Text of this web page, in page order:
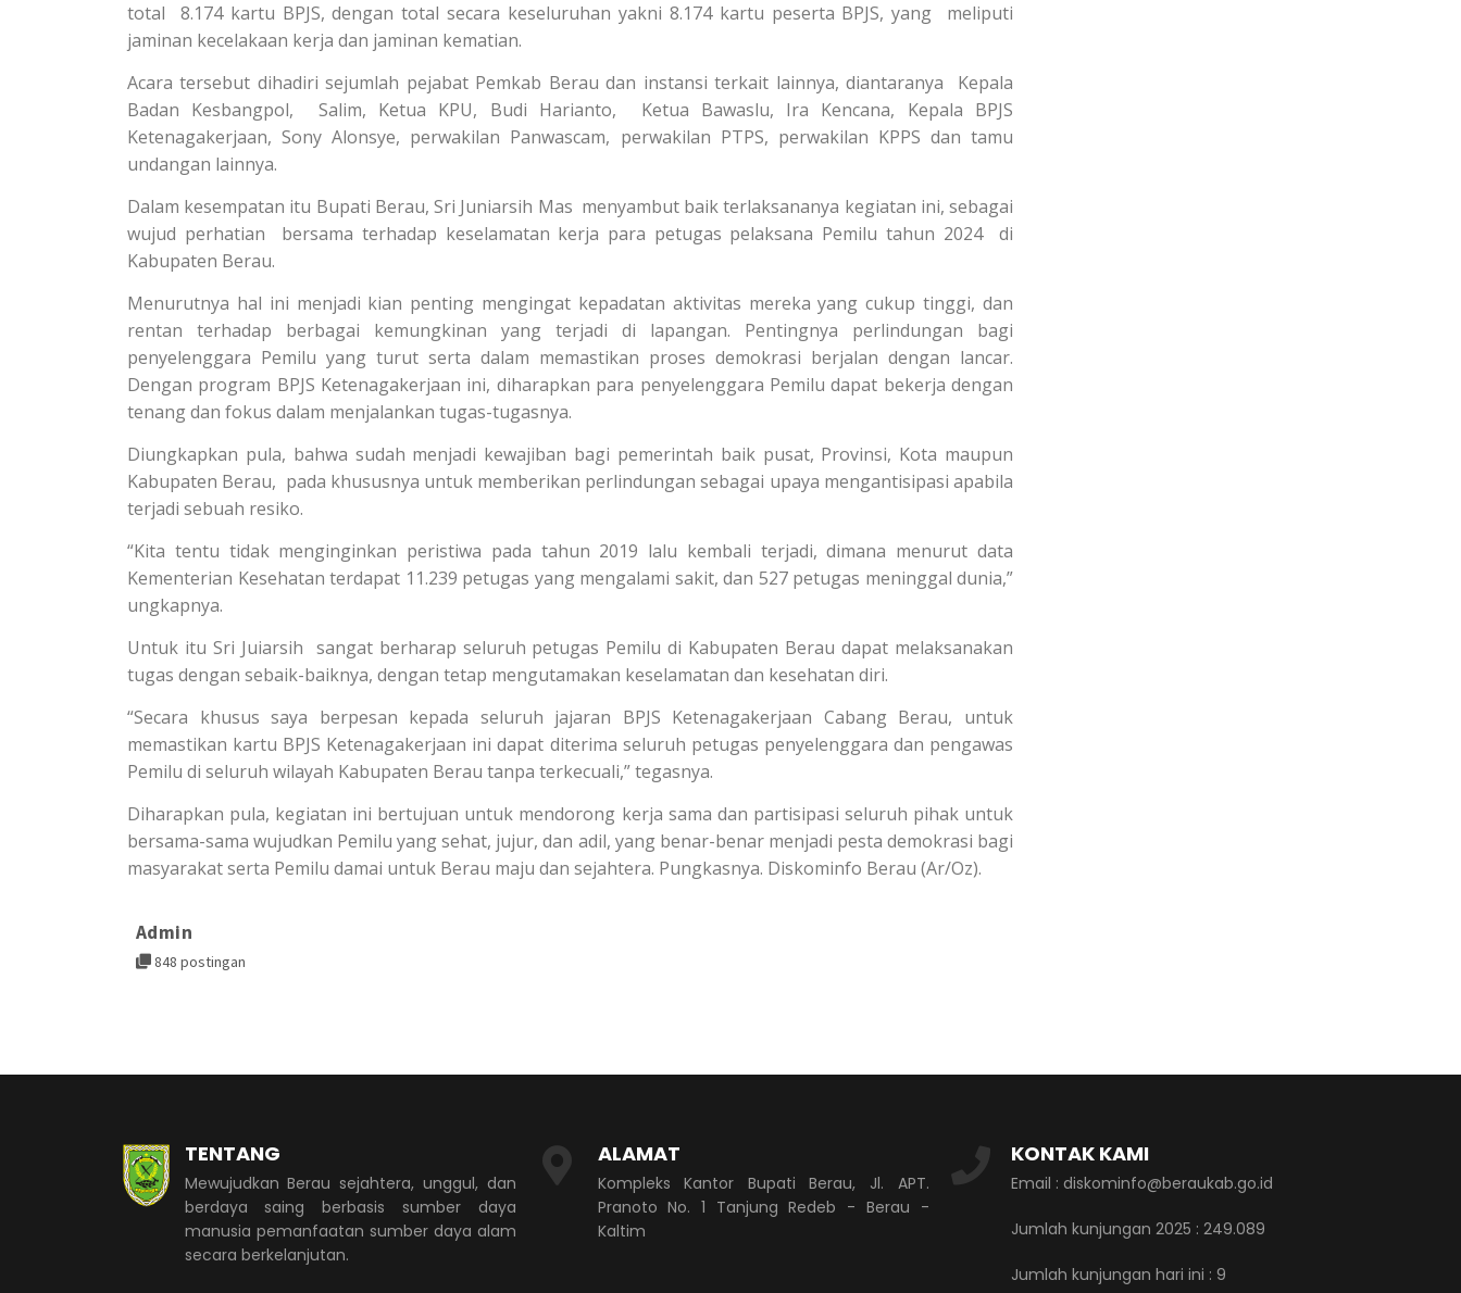
total 8.174 kartu BPJS, dengan total secara keseluruhan yakni 8.174 kartu peserta BPJS, yang meliputi
jaminan kecelakaan kerja dan jaminan kematian.
Acara tersebut dihadiri sejumlah pejabat Pemkab Berau dan instansi terkait lainnya, diantaranya Kepala
Badan Kesbangpol, Salim, Ketua KPU, Budi Harianto, Ketua Bawaslu, Ira Kencana, Kepala BPJS
Ketenagakerjaan, Sony Alonsye, perwakilan Panwascam, perwakilan PTPS, perwakilan KPPS dan tamu
undangan lainnya.
Dalam kesempatan itu Bupati Berau, Sri Juniarsih Mas menyambut baik terlaksananya kegiatan ini, sebagai
wujud perhatian bersama terhadap keselamatan kerja para petugas pelaksana Pemilu tahun 2024 di
Kabupaten Berau.
Menurutnya hal ini menjadi kian penting mengingat kepadatan aktivitas mereka yang cukup tinggi, dan
rentan terhadap berbagai kemungkinan yang terjadi di lapangan. Pentingnya perlindungan bagi
penyelenggara Pemilu yang turut serta dalam memastikan proses demokrasi berjalan dengan lancar.
Dengan program BPJS Ketenagakerjaan ini, diharapkan para penyelenggara Pemilu dapat bekerja dengan
tenang dan fokus dalam menjalankan tugas-tugasnya.
Diungkapkan pula, bahwa sudah menjadi kewajiban bagi pemerintah baik pusat, Provinsi, Kota maupun
Kabupaten Berau, pada khususnya untuk memberikan perlindungan sebagai upaya mengantisipasi apabila
terjadi sebuah resiko.
“Kita tentu tidak menginginkan peristiwa pada tahun 2019 lalu kembali terjadi, dimana menurut data
Kementerian Kesehatan terdapat 11.239 petugas yang mengalami sakit, dan 527 petugas meninggal dunia,”
ungkapnya.
Untuk itu Sri Juiarsih sangat berharap seluruh petugas Pemilu di Kabupaten Berau dapat melaksanakan
tugas dengan sebaik-baiknya, dengan tetap mengutamakan keselamatan dan kesehatan diri.
“Secara khusus saya berpesan kepada seluruh jajaran BPJS Ketenagakerjaan Cabang Berau, untuk
memastikan kartu BPJS Ketenagakerjaan ini dapat diterima seluruh petugas penyelenggara dan pengawas
Pemilu di seluruh wilayah Kabupaten Berau tanpa terkecuali,” tegasnya.
Diharapkan pula, kegiatan ini bertujuan untuk mendorong kerja sama dan partisipasi seluruh pihak untuk
bersama-sama wujudkan Pemilu yang sehat, jujur, dan adil, yang benar-benar menjadi pesta demokrasi bagi
masyarakat serta Pemilu damai untuk Berau maju dan sejahtera. Pungkasnya. Diskominfo Berau (Ar/Oz).
Admin
848 postingan
TENTANG
Mewujudkan Berau sejahtera, unggul, dan
berdaya saing berbasis sumber daya
manusia pemanfaatan sumber daya alam
secara berkelanjutan.
ALAMAT
Kompleks Kantor Bupati Berau, Jl. APT.
Pranoto No. 1 Tanjung Redeb - Berau -
Kaltim
KONTAK KAMI
Email : diskominfo@beraukab.go.id
Jumlah kunjungan 2025 : 249.089
Jumlah kunjungan hari ini : 9